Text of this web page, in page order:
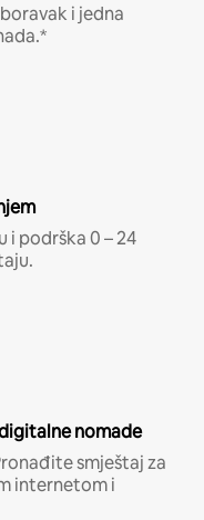
i jedna
i podrška 0 – 24
nomade
smještaj za
internetom i